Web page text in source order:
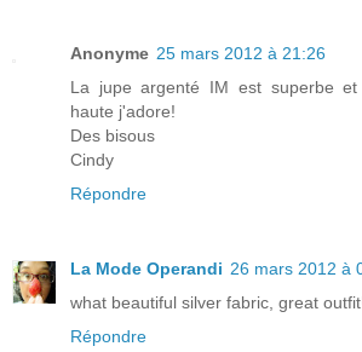
Anonyme 25 mars 2012 à 21:26
La jupe argenté IM est superbe
haute j'adore!
Des bisous
Cindy
Répondre
La Mode Operandi 26 mars 2012 à
what beautiful silver fabric, great
Répondre